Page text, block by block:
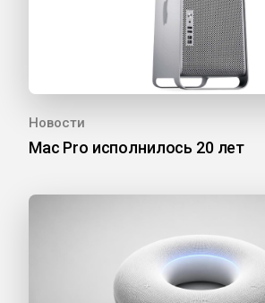
Новости
Mac Pro исполнилось 20 лет